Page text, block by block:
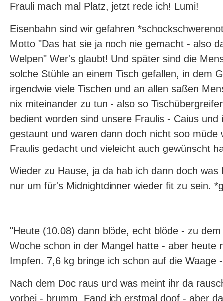
Frauli mach mal Platz, jetzt rede ich! Lumi!
Eisenbahn sind wir gefahren
Motto "Das hat sie ja noch nie gemacht - also
Welpen" Wer's glaubt! Und später sind die
solche Stühle an einem Tisch gefallen, in dem
irgendwie viele Tischen und an allen saßen
nix miteinander zu tun - also so
bedient worden sind unsere Fraulis - Caius und
gestaunt und waren dann doch nicht soo müde
Fraulis gedacht und vieleicht auch gewünscht
Wieder zu Hause, ja da hab ich dann doch was
nur um für's Midnightdinner wieder fit zu sein.
"Heute (10.08) dann blöde, echt blöde - zu
Woche schon in der Mangel hatte - aber heute
Impfen. 7,6 kg bringe ich schon auf die Waage
Nach dem Doc raus und was meint ihr da
vorbei - brumm. Fand ich erstmal doof - aber